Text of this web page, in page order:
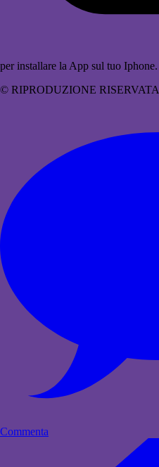
per installare la App sul tuo Iphone.
© RIPRODUZIONE RISERVATA
Commenta